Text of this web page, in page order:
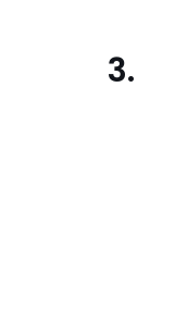
3.